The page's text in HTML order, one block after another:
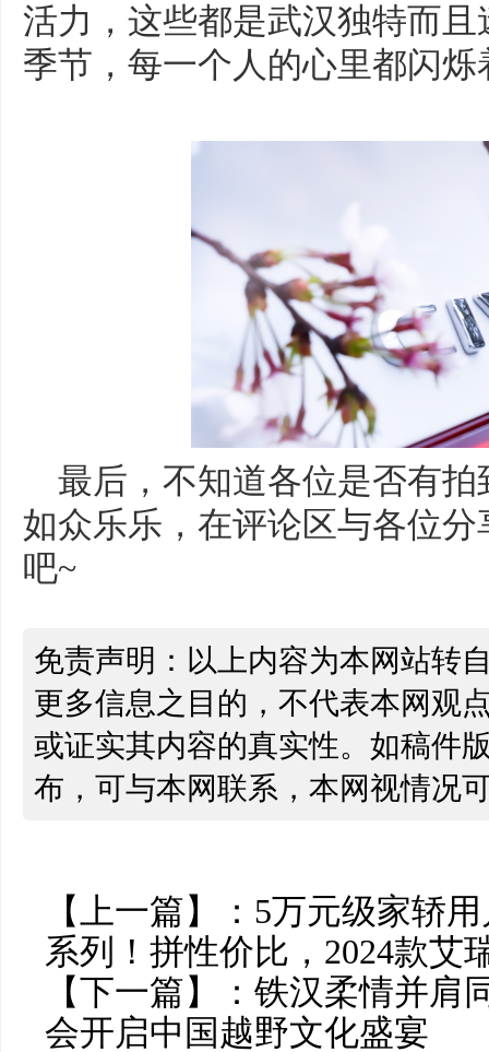
活力，这些都是武汉独特而
季节，每一个人的心里都闪
最后，不知道各位是否有
如众乐乐，在评论区与各位
吧~
免责声明：以上内容为本网站转
更多信息之目的，不代表本网观
或证实其内容的真实性。如稿件
布，可与本网联系，本网视情况
【上一篇】： 5万元级家轿
系列！拼性价比，2024款艾
【下一篇】： 铁汉柔情并肩
会开启中国越野文化盛宴